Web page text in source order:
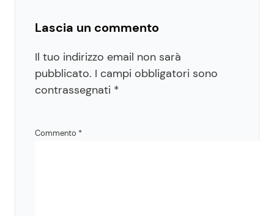
Lascia un commento
Il tuo indirizzo email non sarà
pubblicato. I campi obbligatori sono
contrassegnati *
Commento *